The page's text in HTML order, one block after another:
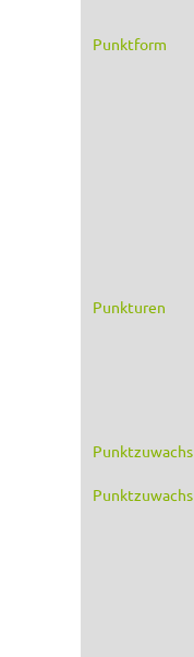
Punktform
Punkturen
Punktzuwachs
Punktzuwachs